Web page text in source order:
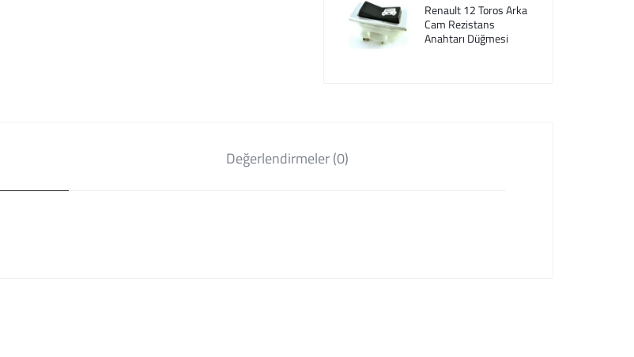
Renault 12 Toros Arka
Cam Rezistans
Anahtarı Düğmesi
Değerlendirmeler (0)